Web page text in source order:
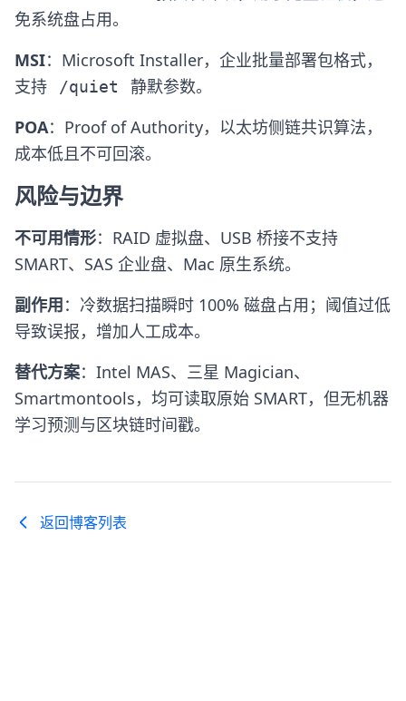
免系统盘占用。
MSI：Microsoft Installer，企业批量部署包格式，
支持
/quiet
静默参数。
POA：Proof of Authority，以太坊侧链共识算法，
成本低且不可回滚。
风险与边界
不可用情形：RAID 虚拟盘、USB 桥接不支持
SMART、SAS 企业盘、Mac 原生系统。
副作用：冷数据扫描瞬时 100% 磁盘占用；阈值过低
导致误报，增加人工成本。
替代方案：Intel MAS、三星 Magician、
Smartmontools，均可读取原始 SMART，但无机器
学习预测与区块链时间戳。
返回博客列表